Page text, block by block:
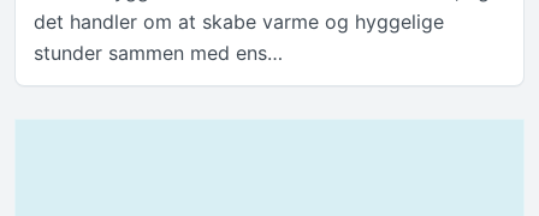
det handler om at skabe varme og hyggelige
stunder sammen med ens…